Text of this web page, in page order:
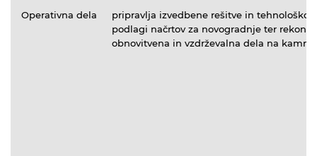
Operativna dela
pripravlja izvedbene rešitve in tehnološko
podlagi načrtov za novogradnje ter
obnovitvena in vzdrževalna dela na